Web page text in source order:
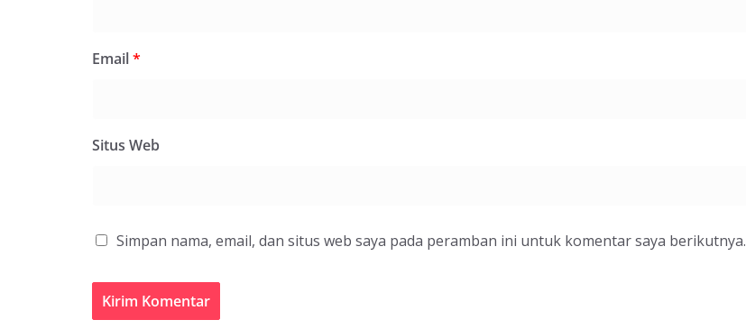
Email*
Situs Web
Simpan nama, email, dan situs web saya pada peramban ini untuk komentar saya berikutnya.